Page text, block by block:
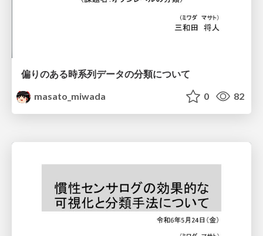
偏りのある時系列データの分類について
masato_miwada
0 82